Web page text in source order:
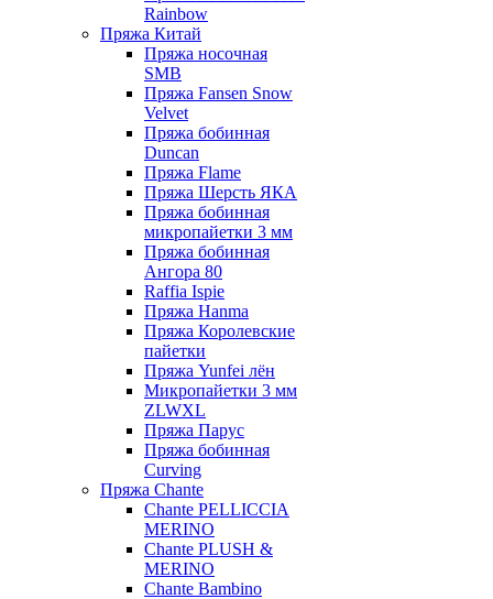
Rainbow
Пряжа Китай
Пряжа носочная
SMB
Пряжа Fansen Snow
Velvet
Пряжа бобинная
Duncan
Пряжа Flame
Пряжа Шерсть ЯКА
Пряжа бобинная
микропайетки 3 мм
Пряжа бобинная
Ангора 80
Raffia Ispie
Пряжа Hanma
Пряжа Королевские
пайетки
Пряжа Yunfei лён
Микропайетки 3 мм
ZLWXL
Пряжа Парус
Пряжа бобинная
Curving
Пряжа Chante
Chante PELLICCIA
MERINO
Chante PLUSH &
MERINO
Chante Bambino